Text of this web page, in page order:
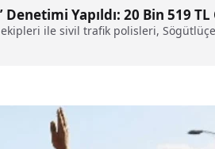
Yapıldı: 20 Bin 519 TL
ile sivil trafik polisleri,